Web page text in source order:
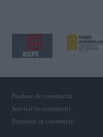
Produse de constructii
Servicii in constructii
Furnizori in constructii